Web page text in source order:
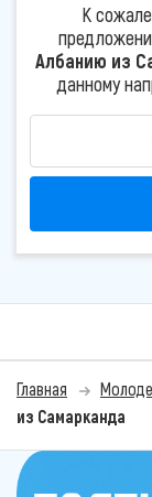
К
Албанию из
данному
Главная
из Самарканда